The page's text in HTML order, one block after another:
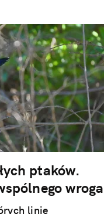
ptaków.
wroga
linie